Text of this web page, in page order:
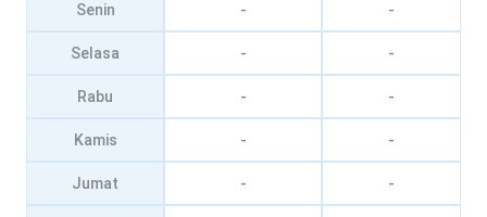
Senin - -
Selasa - -
Rabu - -
Kamis - -
Jumat - -